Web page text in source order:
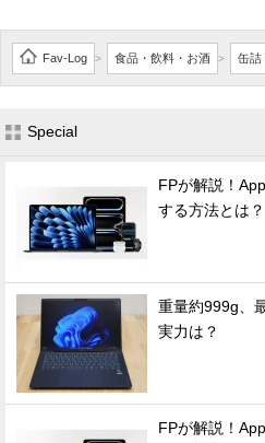
Fav-Log > 食品・飲料・お酒 > 缶詰
Special
FPが解説！
する方法とは？
重量約999g、
実力は？
FPが解説！